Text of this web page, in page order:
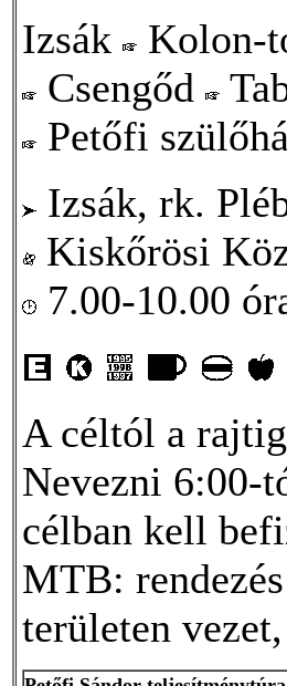
Izsák Kolon-
Csengőd
Petőfi
Izsák, rk.
Kiskőrösi
7.00-10.00
A céltól a
Nevezni 6:00-
célban kell
MTB:
területen